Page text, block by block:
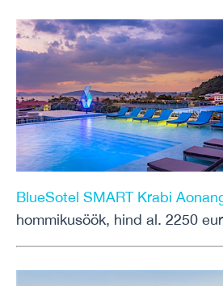
BlueSotel SMART Krabi
hommikusöök, hind al. 2250